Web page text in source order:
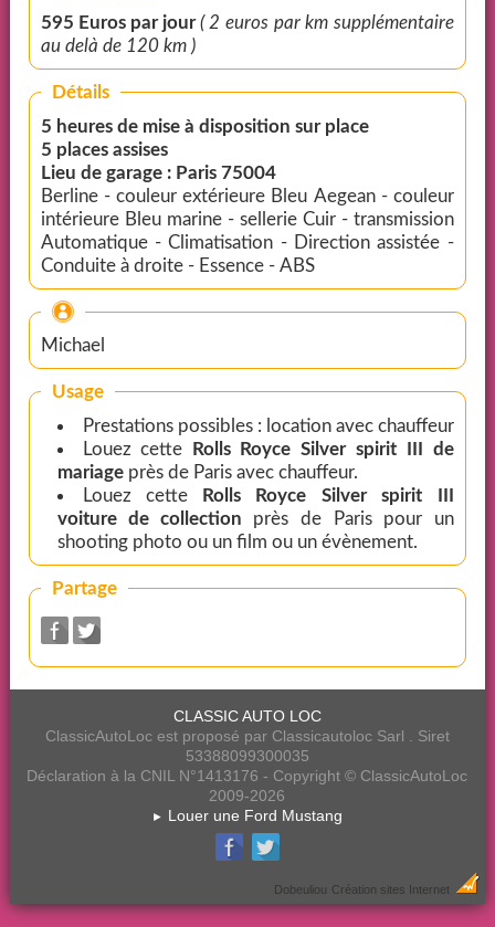
595 Euros par jour( 2 euros par km supplémentaire
au delà de 120 km )
Détails
5 heures de mise à disposition sur place
5 places assises
Lieu de garage : Paris 75004
Berline - couleur extérieure Bleu Aegean - couleur
intérieure Bleu marine - sellerie Cuir - transmission
Automatique - Climatisation - Direction assistée -
Conduite à droite - Essence - ABS
Michael
Usage
Prestations possibles : location avec chauffeur
Louez cette
Rolls Royce Silver spirit III de
mariage près de Paris avec chauffeur.
Louez cette
Rolls Royce Silver spirit III
voiture de collection près de Paris pour un
shooting photo ou un film ou un évènement.
Partage
CLASSIC AUTO LOC
ClassicAutoLoc est proposé par Classicautoloc Sarl . Siret
53388099300035
Déclaration à la CNIL N°1413176 - Copyright © ClassicAutoLoc
2009-2026
► Louer une Ford Mustang
Dobeuliou Création sites Internet